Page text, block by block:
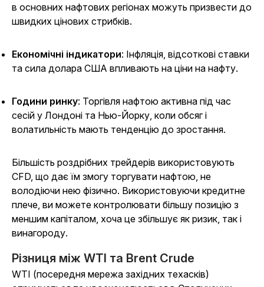
в основних нафтових регіонах можуть призвести до
швидких цінових стрибків.
Економічні індикатори: Інфляція, відсоткові ставки
та сила долара США впливають на ціни на нафту.
Години ринку: Торгівля нафтою активна під час
сесій у Лондоні та Нью-Йорку, коли обсяг і
волатильність мають тенденцію до зростання.
Більшість роздрібних трейдерів використовують
CFD, що дає їм змогу торгувати нафтою, не
володіючи нею фізично. Використовуючи кредитне
плече, ви можете контролювати більшу позицію з
меншим капіталом, хоча це збільшує як ризик, так і
винагороду.
Різниця між WTI та Brent Crude
WTI (посередня мережа західних техасків)